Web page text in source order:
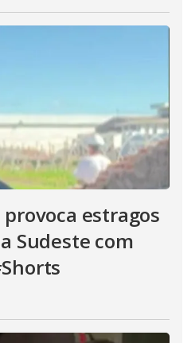
estragos
Sudeste com